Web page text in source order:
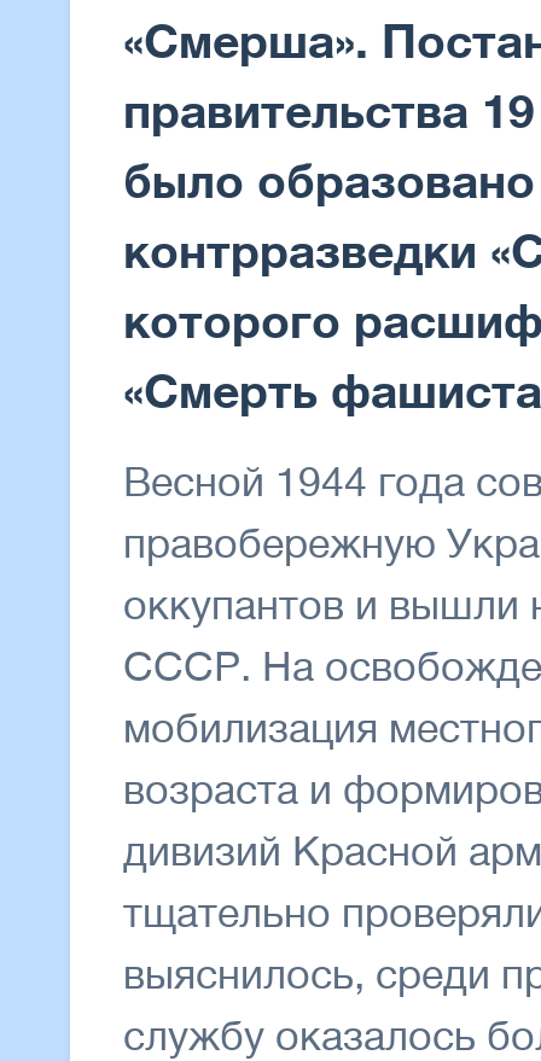
«Смерша».
правительства
было
контрразведки
которого
«Смерть
Весной 1944 года
правобережную
оккупантов и вышли
СССР. На
мобилизация
возраста и
дивизий Красной
тщательно
выяснилось, среди
службу оказалось